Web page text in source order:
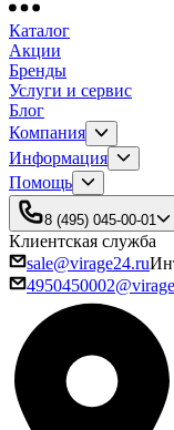
Каталог
Акции
Бренды
Услуги и сервис
Блог
Компания
Информация
Помощь
8 (495) 045-00-01
Клиентская служба
sale@virage24.ru